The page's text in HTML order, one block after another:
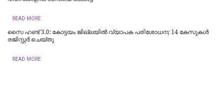
READ MORE
സൈ ഹണ്ട് 3.0: കോട്ടയം ജില്ലയിൽ വ്യാപക പരിശോധന; 14 കേസുകൾ
രജിസ്റ്റർ ചെയ്തു
READ MORE